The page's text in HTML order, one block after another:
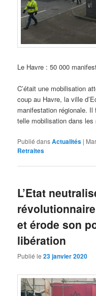
Le Havre : 50 000
C’était une mobilisation
coup au Havre, la ville
manifestation régionale.
telle mobilisation dans
Publié dansActualités |
Retraites
L’Etat
et érode son
libération
Publié le23 janvier 2020